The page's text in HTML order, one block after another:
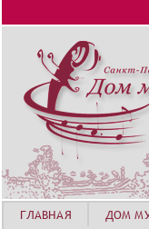
ГЛАВНАЯ ДОМ